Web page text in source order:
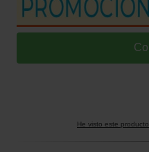
He visto este